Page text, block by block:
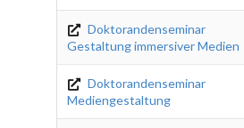
Doktorandenseminar
Gestaltung immersiver Medien
Doktorandenseminar
Mediengestaltung